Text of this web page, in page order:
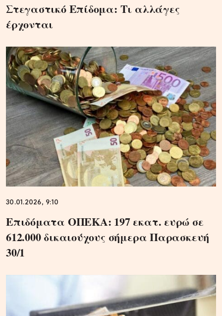
Στεγαστικό Επίδομα: Τι αλλάγες
έρχονται
30.01.2026, 9:10
Επιδόματα ΟΠΕΚΑ: 197 εκατ. ευρώ σε
612.000 δικαιούχους σήμερα Παρασκευή
30/1